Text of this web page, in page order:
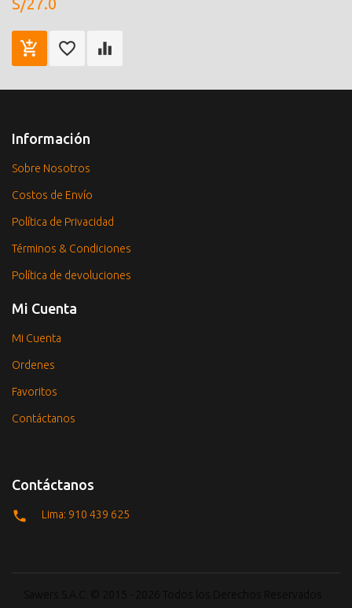
S/27.0
Información
Sobre Nosotros
Costos de Envío
Política de Privacidad
Términos & Condiciones
Política de devoluciones
Mi Cuenta
Mi Cuenta
Ordenes
Favoritos
Contáctanos
Contáctanos
Lima: 910 439 625